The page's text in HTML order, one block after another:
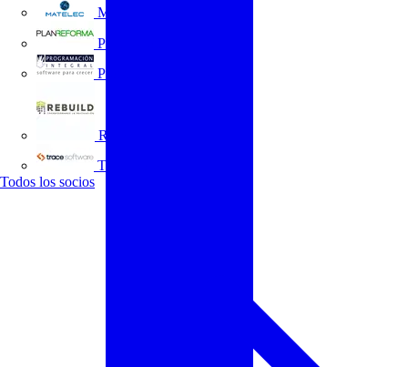
MATELEC
Plan Reforma
Programación Integral
REBUILD
Trace Software
Todos los socios